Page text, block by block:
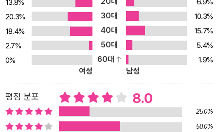
13.8%
20.3%
30대
10.3%
18.4%
40대
15.7%
2.7%
50대
5.4%
0%
60대
1.9%
여성
남성
평점 분포 8.0
25.0%
50.0%